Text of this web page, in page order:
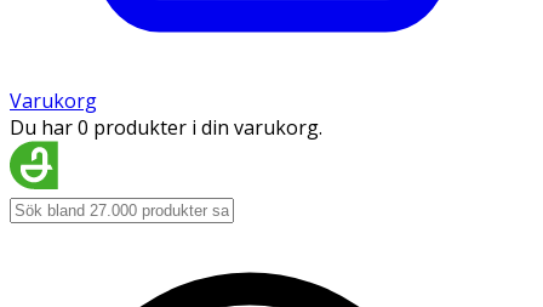
Varukorg
Du har 0 produkter i din varukorg.